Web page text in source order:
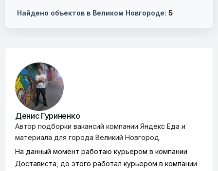
Найдено объектов в Великом Новгороде: 5
Денис Гуриненко
Автор подборки вакансий компании Яндекс Еда и
материала для города Великий Новгород
На данный момент работаю курьером в компании
Достависта, до этого работал курьером в компании